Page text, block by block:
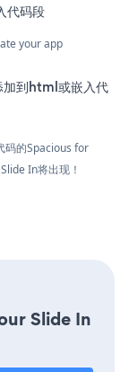
码段
your app
到html或嵌入代
码的Spacious for
In将出现！
Slide In